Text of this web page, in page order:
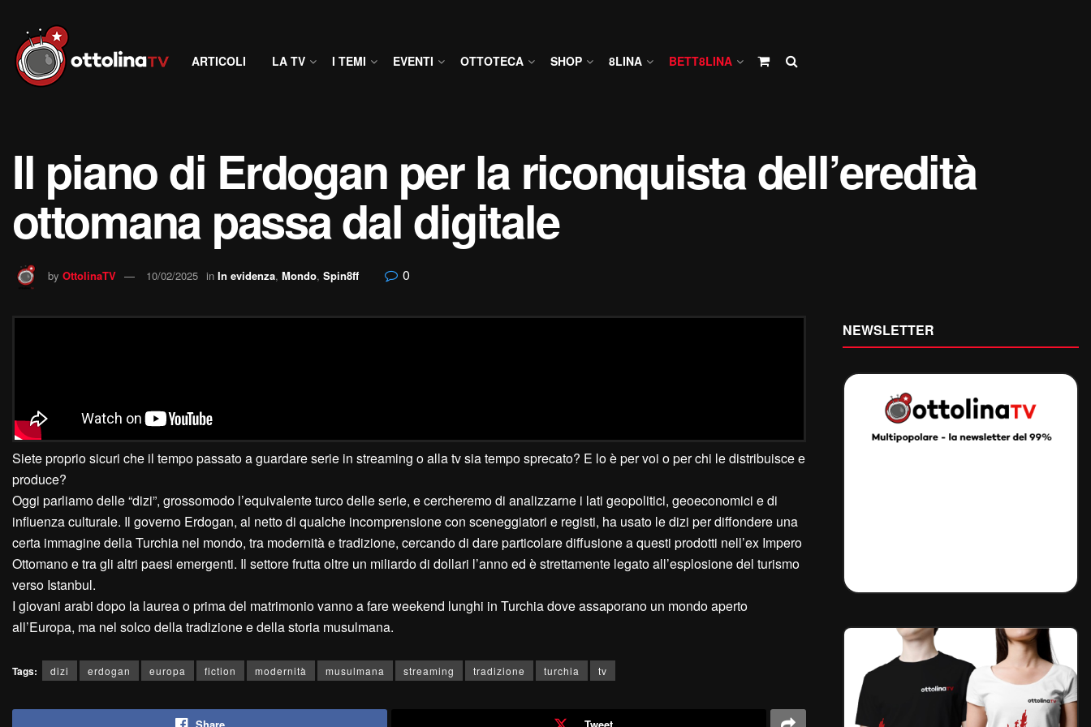
ARTICOLI LA TV I TEMI EVENTI OTTOTECA SHOP 8LINA BETT8LINA
Il piano di Erdogan per la riconquista dell’eredità
ottomana passa dal digitale
by OttolinaTV 10/02/2025 in In evidenza, Mondo, Spin8ff 0
Siete proprio sicuri che il tempo passato a guardare serie in streaming o alla tv sia tempo sprecato? E lo è per voi o per chi le distribuisce e
produce?
Oggi parliamo delle “dizi”, grossomodo l’equivalente turco delle serie, e cercheremo di analizzarne i lati geopolitici, geoeconomici e di
influenza culturale. Il governo Erdogan, al netto di qualche incomprensione con sceneggiatori e registi, ha usato le dizi per diffondere una
certa immagine della Turchia nel mondo, tra modernità e tradizione, cercando di dare particolare diffusione a questi prodotti nell’ex Impero
Ottomano e tra gli altri paesi emergenti. Il settore frutta oltre un miliardo di dollari l’anno ed è strettamente legato all’esplosione del turismo
verso Istanbul.
I giovani arabi dopo la laurea o prima del matrimonio vanno a fare weekend lunghi in Turchia dove assaporano un mondo aperto
all’Europa, ma nel solco della tradizione e della storia musulmana.
Tags: dizi erdogan europa fiction modernità musulmana streaming tradizione turchia tv
NEWSLETTER